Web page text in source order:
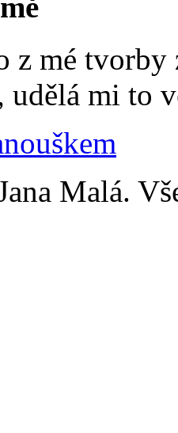
z mé
udělá mi to
Malá.